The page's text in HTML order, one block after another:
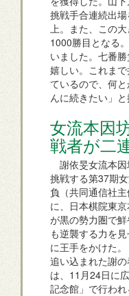
挑戦手合連続出
上。また、この
1000勝目となる
いました。七番
嬉しい。これま
ているので、何
んに続きたい」と
女流本因
戦者が二
謝依旻女流本因
挑戦する第37期
負（共同通信社
に、日本棋院東
が黒の勢力圏で
も逆襲する力を
に王手をかけた。
追い込まれた謝
は、11月24日に
記念館」で行われ